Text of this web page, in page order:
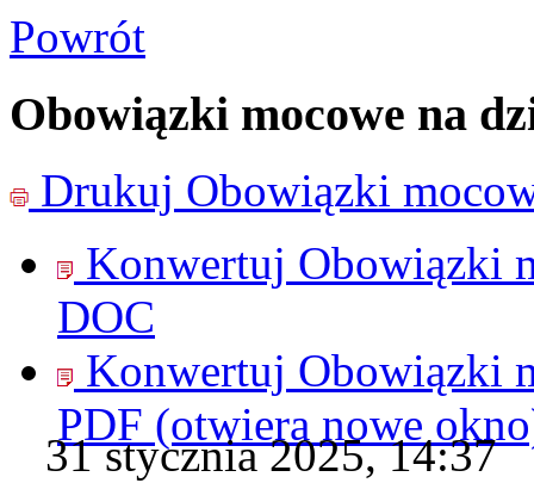
Powrót
Obowiązki mocowe na
Drukuj Obowiązki
Konwertuj Obowiązki
DOC
Konwertuj Obowiązki
PDF (otwiera nowe
31 stycznia 2025, 14:37